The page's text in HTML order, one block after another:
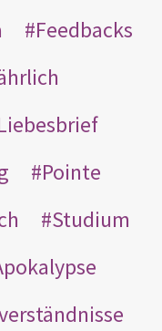
Feedbacks
Pointe
Studium